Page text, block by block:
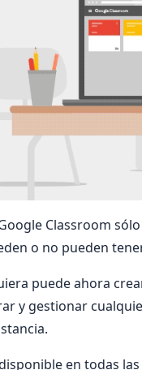
Classroom
o no pueden
puede ahora
y gestionar
en todas